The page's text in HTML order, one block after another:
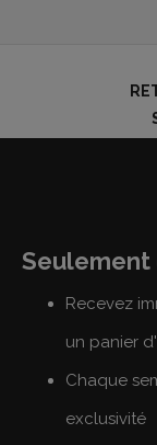
Recevez
un panier
Chaque
exclusivité